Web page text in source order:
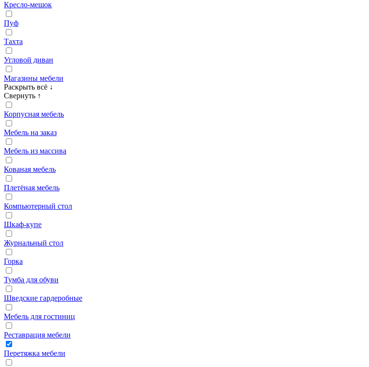
Кресло‑мешок
Пуф
Тахта
Угловой диван
Магазины мебели
Раскрыть всё ↓
Свернуть ↑
Корпусная мебель
Мебель на заказ
Мебель из массива
Кованая мебель
Плетёная мебель
Компьютерный стол
Шкаф‑купе
Журнальный стол
Горка
Тумба для обуви
Шведские гардеробные
Мебель для гостиниц
Реставрация мебели
Перетяжка мебели